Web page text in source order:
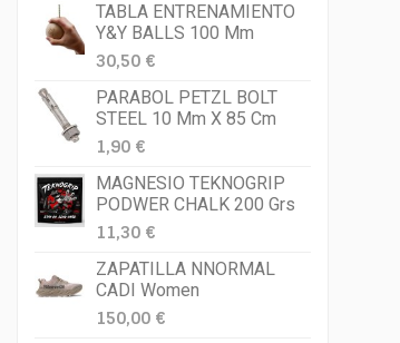
TABLA ENTRENAMIENTO
Y&Y BALLS 100 Mm
30,50 €
PARABOL PETZL BOLT
STEEL 10 Mm X 85 Cm
1,90 €
MAGNESIO TEKNOGRIP
PODWER CHALK 200 Grs
11,30 €
ZAPATILLA NNORMAL
CADI Women
150,00 €